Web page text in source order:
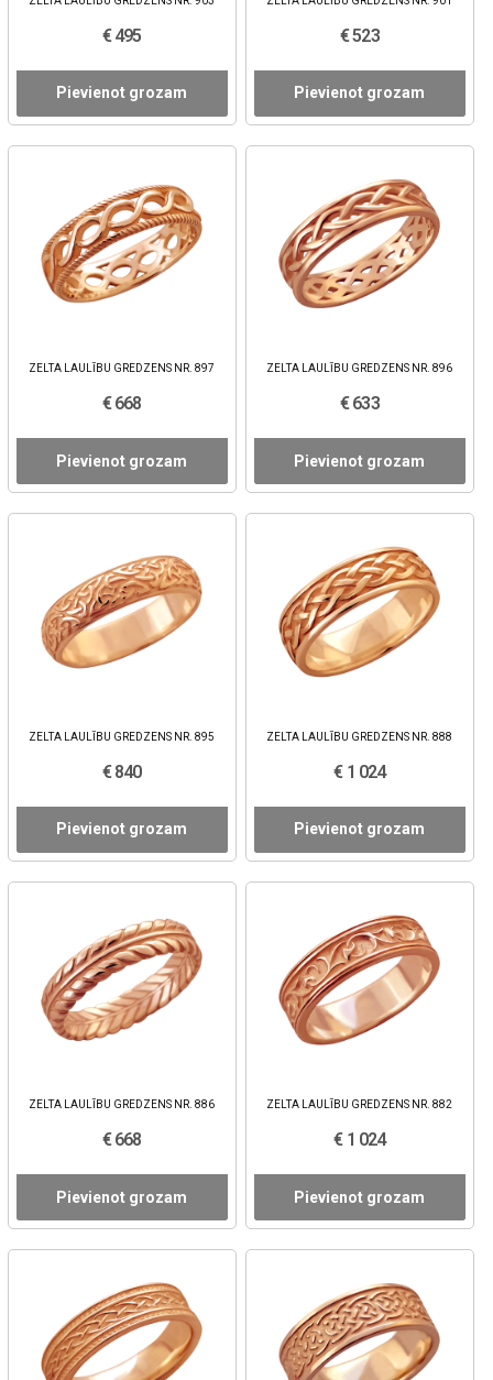
€ 495
Pievienot grozam
€ 523
Pievienot grozam
ZELTA LAULĪBU GREDZENS NR. 897
€ 668
Pievienot grozam
ZELTA LAULĪBU GREDZENS NR. 896
€ 633
Pievienot grozam
ZELTA LAULĪBU GREDZENS NR. 895
€ 840
Pievienot grozam
ZELTA LAULĪBU GREDZENS NR. 888
€ 1 024
Pievienot grozam
ZELTA LAULĪBU GREDZENS NR. 886
€ 668
Pievienot grozam
ZELTA LAULĪBU GREDZENS NR. 882
€ 1 024
Pievienot grozam